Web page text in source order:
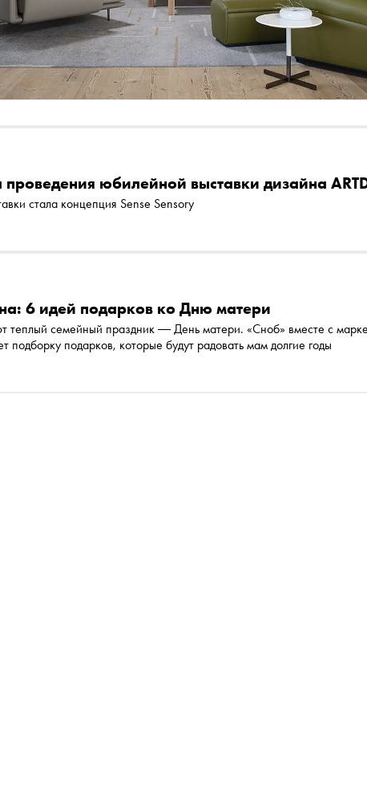
проведения юбилейной выставки дизайна
стала концепция Sense Sensory
6 идей подарков ко Дню матери
теплый семейный праздник ― День матери. «Сноб» вместе с
подборку подарков, которые будут радовать мам долгие годы